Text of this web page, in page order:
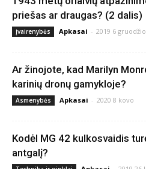
priešas ar draugas? (2 dalis)
Įvairenybės Apkasai - 2019 6 gruodžio
Ar žinojote, kad Marilyn
karinių dronų gamykloje?
Asmenybės Apkasai - 2020 8 kovo
Kodėl MG 42 kulkosvaidis
antgalį?